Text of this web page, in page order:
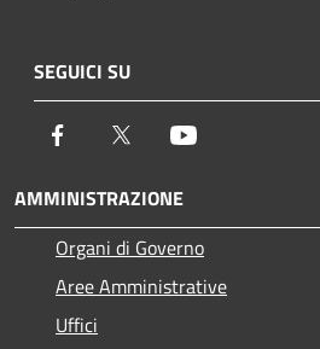
SEGUICI SU
Facebook Twitter
AMMINISTRAZIONE
Organi di Governo
Aree Amministrative
Uffici